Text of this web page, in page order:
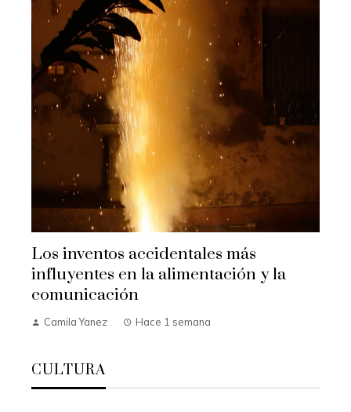
Los inventos accidentales más
influyentes en la alimentación y la
comunicación
Camila Yanez Hace 1 semana
CULTURA